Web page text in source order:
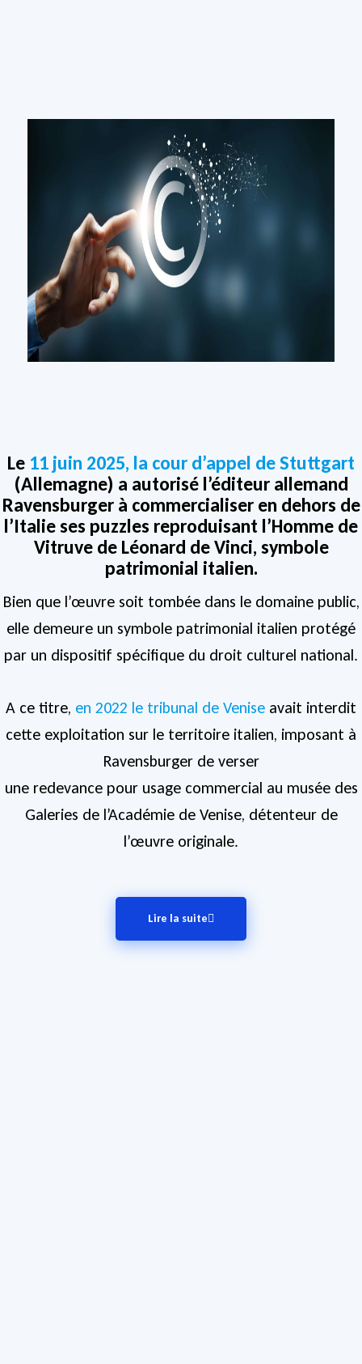
Le 11 juin 2025, la cour d’appel de Stuttgart
(Allemagne) a autorisé l’éditeur allemand
Ravensburger à commercialiser en dehors de
l’Italie ses puzzles reproduisant l’Homme de
Vitruve de Léonard de Vinci, symbole
patrimonial italien.
Bien que l’œuvre soit tombée dans le domaine public,
elle demeure un symbole patrimonial italien protégé
par un dispositif spécifique du droit culturel national.
A ce titre, en 2022 le tribunal de Venise avait interdit
cette exploitation sur le territoire italien, imposant à
Ravensburger de verser
une redevance pour usage commercial au musée des
Galeries de l’Académie de Venise, détenteur de
l’œuvre originale.
Lire la suite